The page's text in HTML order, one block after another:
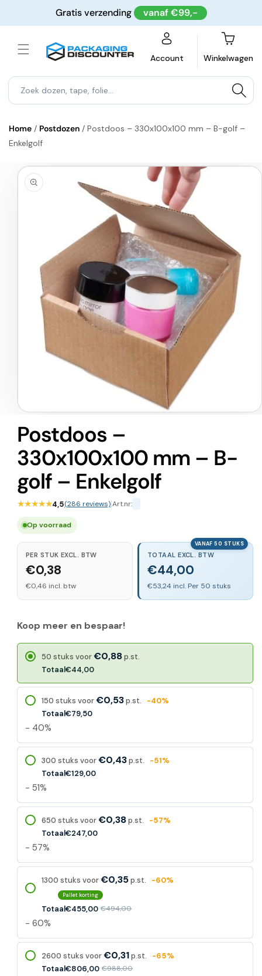
content
Gratis verzending vanaf €99,-
Account Winkelwagen
Home / Postdozen / Postdoos – 330x100x100 mm – B-golf –
Enkelgolf
direct naar
1
openen
in
modaal
Postdoos –
330x100x100 mm – B-
golf – Enkelgolf
★★★★★4,5(286 reviews)|Art.nr:
Op voorraad
PER STUK EXCL. BTW
€0,38
€0,46 incl. btw
VANAF 50 STUKS
TOTAAL EXCL. BTW
€44,00
€53,24 incl. Per 50 stuks
Koop meer en bespaar!
50 stuks voor€0,88p.st.
Totaal€44,00
150 stuks voor€0,53p.st.
-40%
Totaal€79,50
- 40%
300 stuks voor€0,43p.st.
-51%
Totaal€129,00
- 51%
650 stuks voor€0,38p.st.
-57%
Totaal€247,00
- 57%
1300 stuks voor€0,35p.st. -60%
Pallet korting
Totaal€455,00 €494,00
- 60%
2600 stuks voor€0,31p.st.
-65%
Totaal€806,00 €988,00